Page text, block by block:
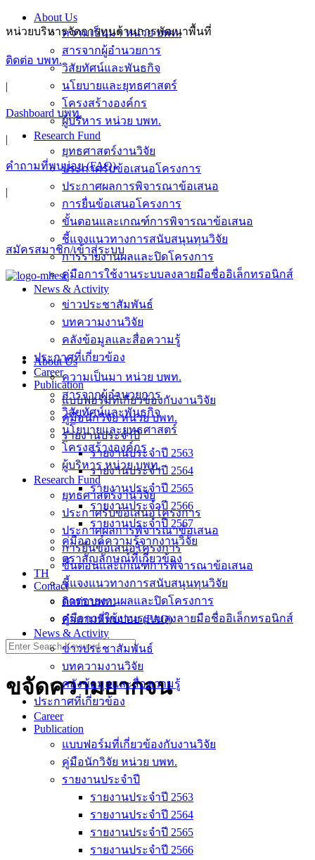
Skip
to
หน่วยบริหารจัดการทุนด้านการพัฒนาพื้นที่
ติดต่อ บพท.
|
Dashboard บพท.
|
คำถามที่พบบ่อย (FAQ)
|
สมัครสมาชิก/เข้าสู่ระบบ
About Us
ความเป็นมา หน่วย บพท.
สารจากผู้อำนวยการ
วิสัยทัศน์และพันธกิจ
นโยบายและยุทธศาสตร์
โครงสร้างองค์กร
ผู้บริหาร หน่วย บพท.
Research Fund
ยุทธศาสตร์งานวิจัย
ประกาศรับข้อเสนอโครงการ
ประกาศผลการพิจารณาข้อเสนอ
การยื่นข้อเสนอโครงการ
ขั้นตอนและเกณฑ์การพิจารณาข้อเสนอ
ชี้แจงแนวทางการสนับสนุนทุนวิจัย
การรายงานผลและปิดโครงการ
คู่มือการใช้งานระบบลงลายมือชื่ออิเล็กทรอนิกส์
News & Activity
ข่าวประชาสัมพันธ์
บทความงานวิจัย
คลังข้อมูลและสื่อความรู้
ประกาศที่เกี่ยวข้อง
Career
Publication
แบบฟอร์มที่เกี่ยวข้องกับงานวิจัย
คู่มือนักวิจัย หน่วย บพท.
รายงานประจำปี
รายงานประจำปี 2563
รายงานประจำปี 2564
รายงานประจำปี 2565
รายงานประจำปี 2566
About Us
ความเป็นมา หน่วย บพท.
สารจากผู้อำนวยการ
วิสัยทัศน์และพันธกิจ
นโยบายและยุทธศาสตร์
โครงสร้างองค์กร
ผู้บริหาร หน่วย บพท.
Research Fund
ยุทธศาสตร์งานวิจัย
ประกาศรับข้อเสนอโครงการ
ประกาศผลการพิจารณาข้อเสนอ
การยื่นข้อเสนอโครงการ
ขั้นตอนและเกณฑ์การพิจารณาข้อเสนอ
ชี้แจงแนวทางการสนับสนุนทุนวิจัย
การรายงานผลและปิดโครงการ
คู่มือการใช้งานระบบลงลายมือชื่ออิเล็กทรอนิกส์
News & Activity
ข่าวประชาสัมพันธ์
บทความงานวิจัย
คลังข้อมูลและสื่อความรู้
ประกาศที่เกี่ยวข้อง
Career
Publication
แบบฟอร์มที่เกี่ยวข้องกับงานวิจัย
คู่มือนักวิจัย หน่วย บพท.
รายงานประจำปี
รายงานประจำปี 2563
รายงานประจำปี 2564
รายงานประจำปี 2565
รายงานประจำปี 2566
รายงานประจำปี 2567
คู่มือองค์ความรู้จากงานวิจัย
ตราสัญลักษณ์ที่เกี่ยวข้อง
TH
Contact
ติดต่อบพท.
คำถามที่พบบ่อย (FAQ)
Search
for:
ขจัดความยากจน